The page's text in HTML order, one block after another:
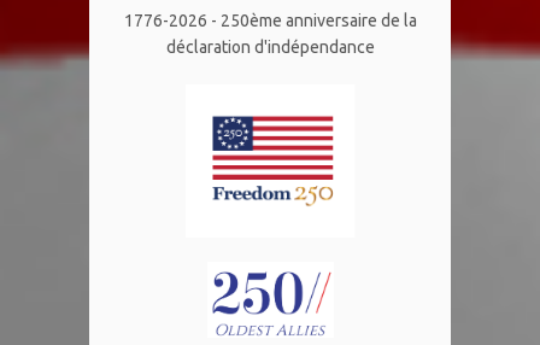
1776-2026 - 250ème anniversaire de la
déclaration d'indépendance